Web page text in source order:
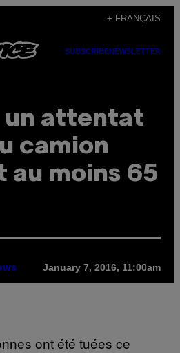
+ FRANÇAIS
SUBSCRIBENEWSLETTER
un attentat
camion
au moins 65
January 7, 2016, 11:00am
ont été tuées ce